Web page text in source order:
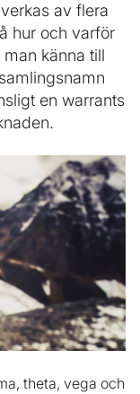
av flera
hur och varför
känna till
en warrants
theta, vega och